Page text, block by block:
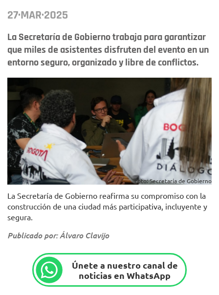
27·MAR·2025
La Secretaría de Gobierno trabaja para garantizar
que miles de asistentes disfruten del evento en un
entorno seguro, organizado y libre de conflictos.
Foto: Secretaría de Gobierno
La Secretaría de Gobierno reafirma su compromiso con la
construcción de una ciudad más participativa, incluyente y
segura.
Publicado por: Álvaro Clavijo
Únete a nuestro canal de
noticias en WhatsApp